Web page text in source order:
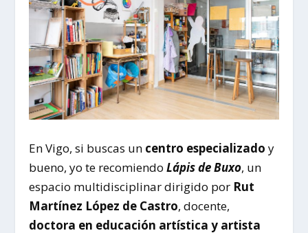
En Vigo, si buscas un centro especializado y
bueno, yo te recomiendoLápis de Buxo, un
espacio multidisciplinar dirigido por Rut
Martínez López de Castro, docente,
doctora en educación artística y artista